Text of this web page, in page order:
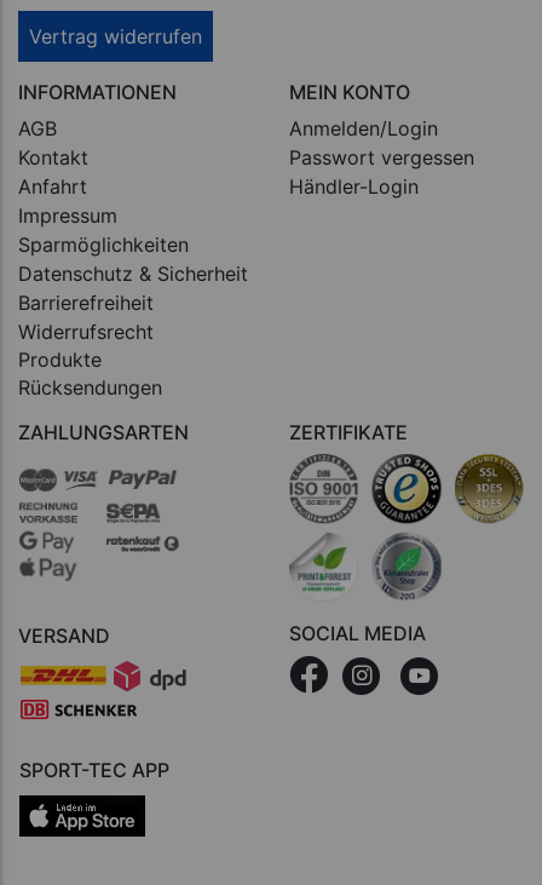
Vertrag widerrufen
INFORMATIONEN
AGB
Kontakt
Anfahrt
Impressum
Sparmöglichkeiten
Datenschutz & Sicherheit
Barrierefreiheit
Widerrufsrecht
Produkte
Rücksendungen
MEIN KONTO
Anmelden/Login
Passwort vergessen
Händler-Login
ZAHLUNGSARTEN
VERSAND
ZERTIFIKATE
SOCIAL MEDIA
SPORT-TEC APP